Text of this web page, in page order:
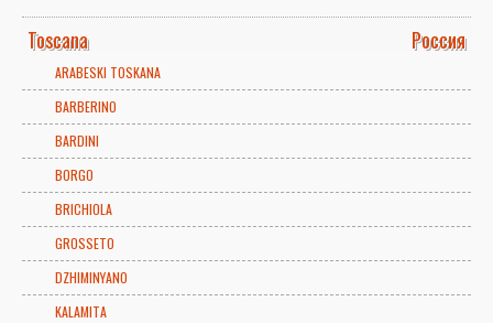
Toscana Россия
ARABESKI TOSKANA
BARBERINO
BARDINI
BORGO
BRICHIOLA
GROSSETO
DZHIMINYANO
KALAMITA